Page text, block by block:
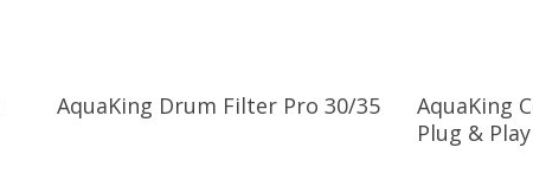
Lees Verder
AquaKing Drum Filter Pro 30/35
AquaKing
Plug & Play